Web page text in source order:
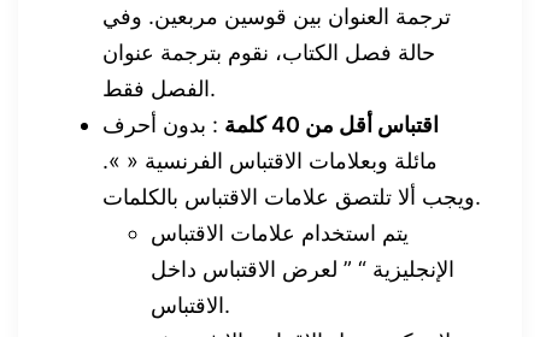
ترجمة العنوان بين قوسين مربعين. وفي
حالة فصل الكتاب، نقوم بترجمة عنوان
الفصل فقط.
اقتباس أقل من 40 كلمة
: بدون أحرف
مائلة وبعلامات الاقتباس الفرنسية « ».
ويجب ألا تلتصق علامات الاقتباس بالكلمات.
يتم استخدام علامات الاقتباس
الإنجليزية “ ” لعرض الاقتباس داخل
الاقتباس.